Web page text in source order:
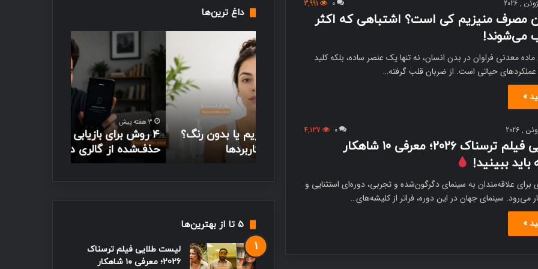
0
3,991
مصرف منیزیم کی است؟ اشتباهی که اکثر
می‌شوند!
ماده معدنی فراوان در بدن انسان، نه تنها یک عنصر ساده، بلکه کلید
حیاتی است. از ضربان قلب گرفته…
»
0
4,137
لیست طلایی فیلم ترسناک 2026؛ معرفی ۱۰ شاهکار
باید ببینید!
میلادی برای علاقه‌مندان به سینمای دگرگون‌شده و تجربی، دوره‌ای استثنایی و
می‌رود. سینمای جهان در این دوره، فراتر از کلیشه‌های…
»
داغ ترین‌ها
به روش
رنگی
بخریم
و
ضد آفتاب رنگی بخریم یا بدون رنگ؟
بررسی تفاوت‌ها و کاربردها
۴
روش
برای
بازیابی
عکس‌های
حذف‌شده
از
گالری
در
اندروید
و
3 هفته پیش
۴ روش برای بازیابی عکس‌های
حذف‌شده از گالری در اندروید و آیفون
بهترین
برای
ریزش
مو؛
رشد
مو
۵ تا از بهترین‌ها
لیست طلایی فیلم ترسناک
2026؛ معرفی ۱۰ شاهکار